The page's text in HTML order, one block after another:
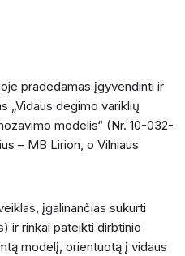
pradedamas įgyvendinti ir
„Vidaus degimo variklių
modelis“ (Nr. 10-032-
– MB Lirion, o Vilniaus
įgalinančias sukurti
ir rinkai pateikti dirbtinio
modelį, orientuotą į vidaus